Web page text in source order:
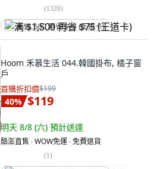
(1320)
满 $1,500 再省 $75 (王道卡)
Hoom 禾慕生活 044.韓國掛布, 橘子窗
戶
首購折扣價$199
40% $119
明天 8/8 (六) 預計送達
酷澎直售 ∙ WOW免運 ∙ 免費退貨
(1)